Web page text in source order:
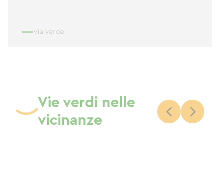
Via verde
Vie verdi nelle
vicinanze